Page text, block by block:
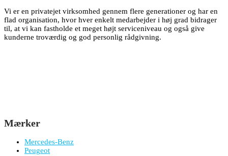
Vi er en privatejet virksomhed gennem flere generationer og har en
flad organisation, hvor hver enkelt medarbejder i høj grad bidrager
til, at vi kan fastholde et meget højt serviceniveau og også give
kunderne troværdig og god personlig rådgivning.
Mærker
Mercedes-Benz
Peugeot